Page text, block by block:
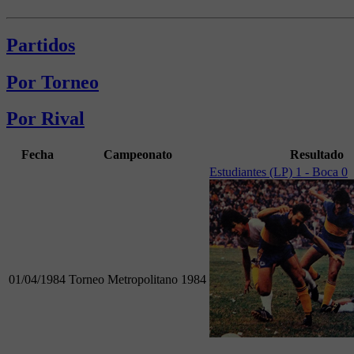
Partidos
Por Torneo
Por Rival
Fecha Campeonato Resultado
01/04/1984 Torneo Metropolitano 1984
Estudiantes (LP) 1 - Boca 0